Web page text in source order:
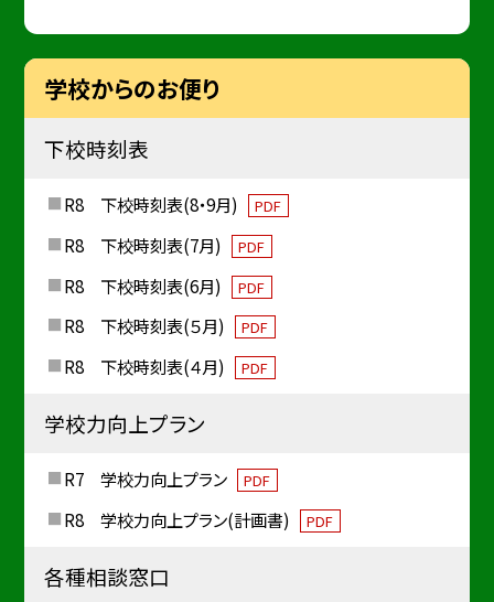
学校からのお便り
下校時刻表
R8 下校時刻表(8・9月) PDF
R8 下校時刻表(7月) PDF
R8 下校時刻表(6月) PDF
R8 下校時刻表(５月) PDF
R8 下校時刻表(４月) PDF
学校力向上プラン
R7 学校力向上プラン PDF
R8 学校力向上プラン(計画書) PDF
各種相談窓口